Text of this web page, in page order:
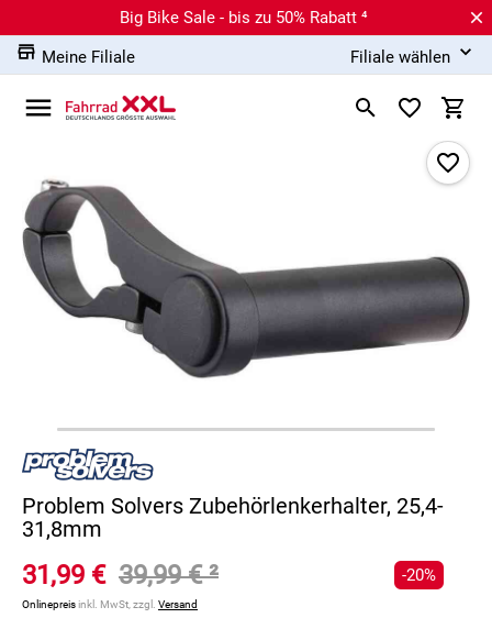
Big Bike Sale - bis zu 50% Rabatt ⁴
Meine Filiale
Filiale wählen
Problem Solvers Zubehörlenkerhalter, 25,4-
31,8mm
31,99 € 39,99 €²
Onlinepreisinkl. MwSt, zzgl. Versand
-20%